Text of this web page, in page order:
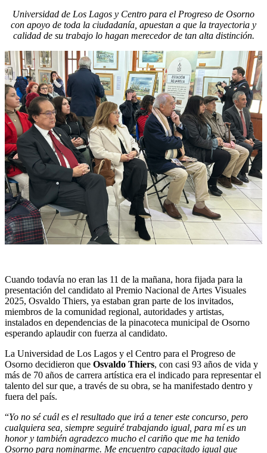
Universidad de Los Lagos y Centro para el Progreso de Osorno
con apoyo de toda la ciudadanía, apuestan a que la trayectoria y
calidad de su trabajo lo hagan merecedor de tan alta distinción.
Cuando todavía no eran las 11 de la mañana, hora fijada para la
presentación del candidato al Premio Nacional de Artes Visuales
2025, Osvaldo Thiers, ya estaban gran parte de los invitados,
miembros de la comunidad regional, autoridades y artistas,
instalados en dependencias de la pinacoteca municipal de Osorno
esperando aplaudir con fuerza al candidato.
La Universidad de Los Lagos y el Centro para el Progreso de
Osorno decidieron que Osvaldo Thiers, con casi 93 años de vida y
más de 70 años de carrera artística era el indicado para representar el
talento del sur que, a través de su obra, se ha manifestado dentro y
fuera del país.
“Yo no sé cuál es el resultado que irá a tener este concurso, pero
cualquiera sea, siempre seguiré trabajando igual, para mí es un
honor y también agradezco mucho el cariño que me ha tenido
Osorno para nominarme. Me encuentro capacitado igual que